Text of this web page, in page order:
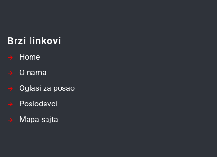
Brzi linkovi
Home
O nama
Oglasi za posao
Poslodavci
Mapa sajta